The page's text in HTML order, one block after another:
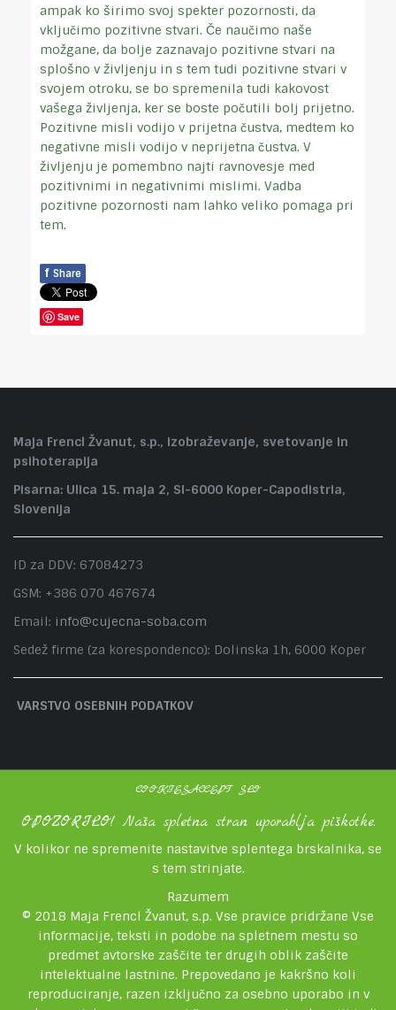
ampak ko širimo svoj spekter pozornosti, da
vključimo pozitivne stvari. Če naučimo naše
možgane, da bolje zaznavajo pozitivne stvari na
splošno v življenju in s tem tudi pozitivne stvari v
svojem otroku, se bo spremenila tudi kakovost
vašega življenja, ker se boste počutili bolj prijetno.
Pozitivne misli vodijo v prijetna čustva, medtem ko
negativne misli vodijo v neprijetna čustva. V
življenju je pomembno najti ravnovesje med
pozitivnimi in negativnimi mislimi. Vadba
pozitivne pozornosti nam lahko veliko pomaga pri
tem.
f Share
Save
Maja Frencl Žvanut, s.p., izobraževanje, svetovanje in
psihoterapija
Pisarna: Ulica 15. maja 2, SI-6000 Koper-Capodistria,
Slovenija
ID za DDV: 67084273
GSM: +386 070 467674
Email: info@cujecna-soba.com
Sedež firme (za korespondenco): Dolinska 1h, 6000 Koper
VARSTVO OSEBNIH PODATKOV
COOKIESACCEPT SLO
OPOZORILO! Naša spletna stran uporablja piškotke.
V kolikor ne spremenite nastavitve splentega brskalnika, se
s tem strinjate.
Razumem
© 2018 Maja Frencl Žvanut, s.p. Vse pravice pridržane Vse
informacije, teksti in podobe na spletnem mestu so
predmet avtorske zaščite ter drugih oblik zaščite
intelektualne lastnine. Prepovedano je kakršno koli
reproduciranje, razen izključno za osebno uporabo in v